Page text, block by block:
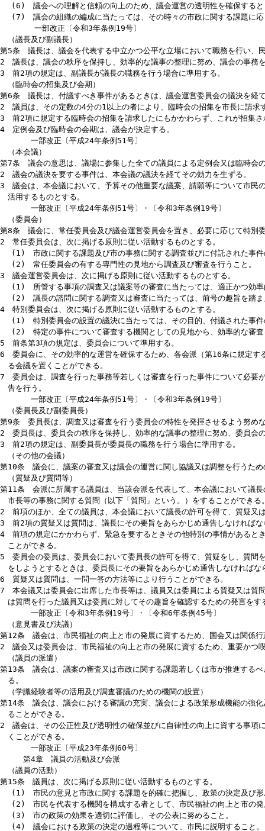
(1) 条例の制定を通じて自治立法権を有効に発揮するとともに、
(2) 市政に関する課題に的確かつ迅速に対応するため、活発な質
の事務をいう。第11条、第19条及び第25条において同じ。）を
(3) 議決機関として活発な議論を通じ、市民の意見の調整を行い
(4) 内外の社会経済情勢の変化に的確かつ柔軟に対応するため、
(5) 第7条第1項の本会議、第8条第1項の委員会その他この条例の
(6) 議会への理解と信頼の向上のため、議会運営の透明性を確保
(7) 議会の組織の編成に当たっては、その時々の市政に関する課
一部改正〔令和3年条例19号〕
（議長及び副議長）
第5条 議長は、議会を代表する中立かつ公平な立場において職務を行
2 議長は、議会の秩序を保持し、効率的な議事の整理に努め、議会の
3 前2項の規定は、副議長が議長の職務を行う場合に準用する。
（臨時会の招集及び会期）
第6条 議長は、付議すべき事件があるときは、議会運営委員会の議決
2 議員は、その定数の4分の1以上の者により、臨時会の招集を市長に
3 前2項に規定する臨時会の招集を請求したにもかかわらず、これが
4 定例会及び臨時会の会期は、議会が決定する。
一部改正〔平成24年条例51号〕
（本会議）
第7条 議会の意思は、議場に参集した全ての議員による定例会又は臨
2 議会の議決を要する事件は、本会議の議決を経てその効力を生ずる
3 議会は、本会議において、予算その他重要な議案、請願等につい
活用するものとする。
一部改正〔平成24年条例51号〕・〔令和3年条例19号〕
（委員会）
第8条 議会に、常任委員会及び議会運営委員会を置き、必要に応じ
2 常任委員会は、次に掲げる原則に従い活動するものとする。
(1) 市政に関する課題及び市の事務に関する調査並びに付託され
(2) 常任委員会の有する専門性の見地から調査及び審査を行うこ
3 議会運営委員会は、次に掲げる原則に従い活動するものとする。
(1) 所管する事項の調査又は議案等の審査に当たっては、適正か
(2) 議長の諮問に関する調査又は審査に当たっては、前号の趣旨
4 特別委員会は、次に掲げる原則に従い活動するものとする。
(1) 特別委員会の設置の議決に当たっては、その目的、付議され
(2) 特定の事件について審査する機関としての見地から、効率的
5 前条第3項の規定は、委員会について準用する。
6 委員会に、その効率的な運営を確保するため、各会派（第16条に
る会議を置くことができる。
7 委員会は、調査を行った事務等若しくは審査を行った事件につい
告を行う。
一部改正〔平成24年条例51号〕・〔令和3年条例19号〕
（委員長及び副委員長）
第9条 委員長は、調査又は審査を行う委員会の特性を発揮させるよう
2 委員長は、委員会の秩序を保持し、効率的な議事の整理に努め、委
3 前2項の規定は、副委員長が委員長の職務を行う場合に準用する。
（その他の会議）
第10条 議会に、議案の審査又は議会の運営に関し協議又は調整を行
（質疑及び質問等）
第11条 会派に所属する議員は、当該会派を代表して、本会議におい
市長等の事務に関する質問（以下「質問」という。）をすることが
2 前項のほか、全ての議員は、本会議において議長の許可を得て、質
3 前2項の質疑又は質問は、議長にその要旨をあらかじめ通告しなけ
4 前項の規定にかかわらず、緊急を要するときその他特別の事情が
ことができる。
5 委員会の委員は、委員会において委員長の許可を得て、質疑をし、
をしようとするときは、委員長にその要旨をあらかじめ通告しなけ
6 質疑又は質問は、一問一答の方法等により行うことができる。
7 本会議又は委員会に出席した市長等は、議員又は委員による質疑又
は質問を行った議員又は委員に対してその趣旨を確認するための発
一部改正〔令和3年条例19号〕・〔令和6年条例45号〕
（意見書及び決議）
第12条 議会は、市民福祉の向上と市の発展に資するため、国会又は
2 議会又は委員会は、市民福祉の向上と市の発展に資するため、重
（議員の派遣）
第13条 議会は、議案の審査又は市政に関する課題若しくは市が推進
る。
（学識経験者等の活用及び調査審議のための機関の設置）
第14条 議会は、議会における審議の充実、議会による政策形成機能